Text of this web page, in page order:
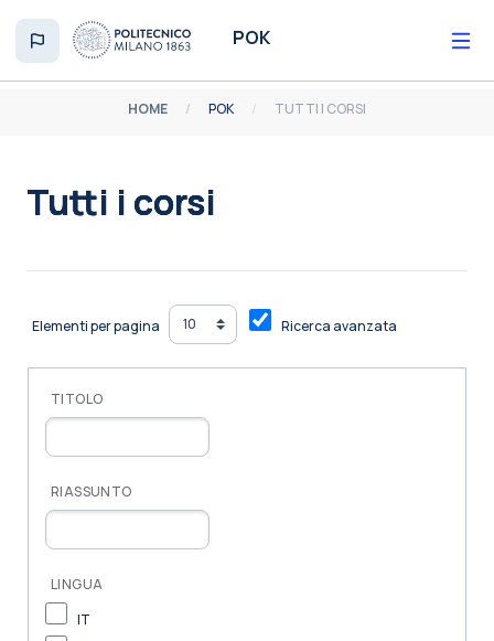
POK
HOME POK TUTTI I CORSI
Tutti i corsi
Elementi per pagina Ricerca avanzata
TITOLO
RIASSUNTO
LINGUA
IT